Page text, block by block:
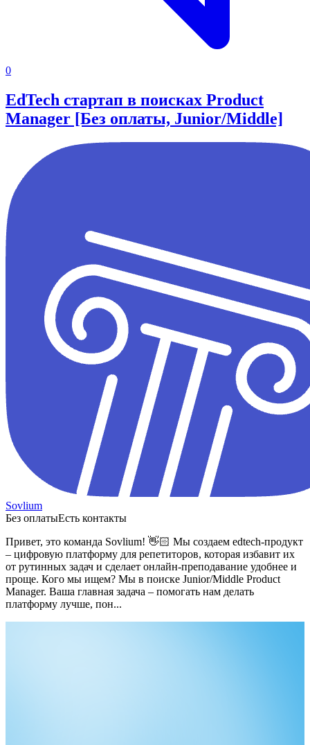
0
EdTech стартап в поисках Product
Manager [Без оплаты, Junior/Middle]
Sovlium
Без оплатыЕсть контакты
Привет, это команда Sovlium! 👋🏻 Мы создаем edtech-продукт
– цифровую платформу для репетиторов, которая избавит их
от рутинных задач и сделает онлайн-преподавание удобнее и
проще. Кого мы ищем? Мы в поиске Junior/Middle Product
Manager. Ваша главная задача – помогать нам делать
платформу лучше, пон...